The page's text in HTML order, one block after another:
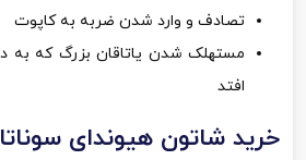
تصادف و وارد شدن ضربه به کاپوت
مستهلک شدن یاتاقان بزرگ که به
افتد
خرید شاتون هیوندای